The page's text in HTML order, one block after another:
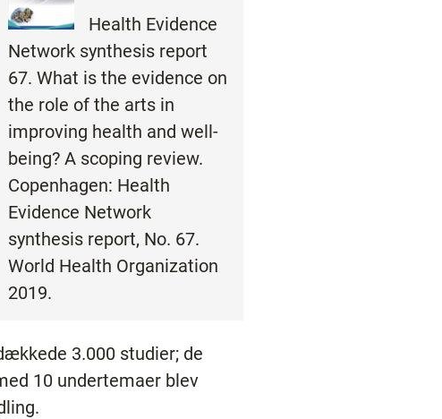
Health Evidence
Network synthesis report
67. What is the evidence on
the role of the arts in
improving health and well-
being? A scoping review.
Copenhagen: Health
Evidence Network
synthesis report, No. 67.
World Health Organization
2019.
3.000 studier; de
10 undertemaer blev